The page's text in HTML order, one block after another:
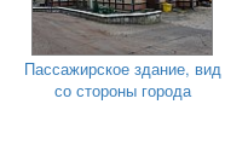
Пассажирское здание, вид
со стороны города